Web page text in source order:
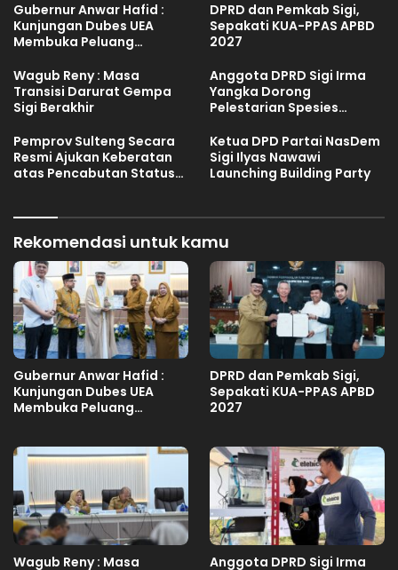
Gubernur Anwar Hafid :
Kunjungan Dubes UEA
Membuka Peluang
DPRD dan Pemkab Sigi,
Sepakati KUA-PPAS APBD
2027
Wagub Reny : Masa
Transisi Darurat Gempa
Sigi Berakhir
Anggota DPRD Sigi Irma
Yangka Dorong
Pelestarian Spesies
Pemprov Sulteng Secara
Resmi Ajukan Keberatan
atas Pencabutan Status
Ketua DPD Partai NasDem
Sigi Ilyas Nawawi
Launching Building Party
Rekomendasi untuk kamu
Gubernur Anwar Hafid :
Kunjungan Dubes UEA
Membuka Peluang
DPRD dan Pemkab Sigi,
Sepakati KUA-PPAS APBD
2027
Wagub Reny : Masa
Anggota DPRD Sigi Irma